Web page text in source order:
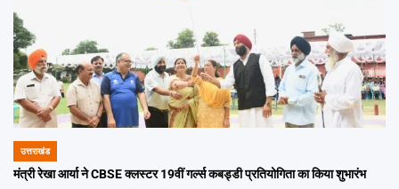
POSTED
IN
उत्तराखंड
मंत्री रेखा आर्या ने CBSE क्लस्टर 19वीं गर्ल्स कबड्डी प्रतियोगिता का किया शुभारंभ